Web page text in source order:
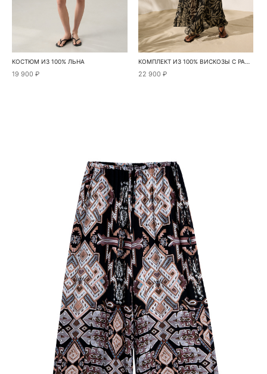
КОСТЮМ ИЗ 100% ЛЬНА
19 900 ₽
КОМПЛЕКТ ИЗ 100% ВИСКОЗЫ С РАСТИТЕЛЬНЫМ ПРИНТОМ
22 900 ₽